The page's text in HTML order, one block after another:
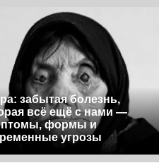
забытая болезнь,
всё ещё с нами —
формы и
угрозы